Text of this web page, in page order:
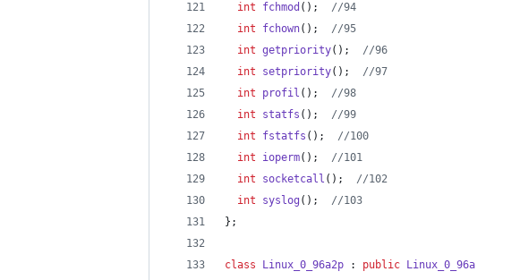
int
fchmod (); //94
int
fchown(); //95
int getpriority(); //96
int
setpriority(); //97
int
profil (); //98
int
statfs (); //99
int
fstatfs (); //100
int
ioperm(); //101
int
socketcall (); //102
int
syslog (); //103
};
class Linux_0_96a2p : public Linux_0_96a